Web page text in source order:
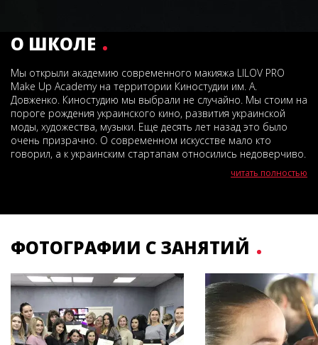
О ШКОЛЕ
Мы открыли академию современного макияжа LILOV PRO
Make Up Academy на территории Киностудии им. А.
Довженко. Киностудию мы выбрали не случайно. Мы стоим на
пороге рождения украинского кино, развития украинской
моды, художества, музыки. Еще десять лет назад это было
очень призрачно. О современном искусстве мало кто
говорил, а к украинским стартапам относились недоверчиво.
читать полностью
ФОТОГРАФИИ С ЗАНЯТИЙ